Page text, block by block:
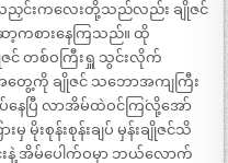
ညှင်းကလေးတို့သည်လည်း ချိုဇင်
ကစားနေကြသည်။ ထို
တစ်ဝကြီးရှူ သွင်းလိုက်
အတွေ့ကို ချိုဇင် သဘောအကျကြီး
ေပြီ လာအိမ်ထဲဝင်ကြ´လို့အော်
မိုးစုန်းစုန်းချပ် မှန်းချိုဇင်သိ
နဲ့ အိမ်ပေါက်ဝမှာ ဘယ်လောက်